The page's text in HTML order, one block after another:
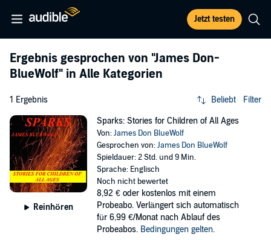
Jetzt testen
Ergebnis gesprochen von "James Don-
BlueWolf" in Alle Kategorien
1 Ergebnis Beliebt Filter
Reinhören
Sparks: Stories for Children of All Ages
Von:James Don BlueWolf
Gesprochen von:James Don BlueWolf
Spieldauer: 2 Std. und 9 Min.
Sprache: Englisch
Noch nicht bewertet
8,92 € oder kostenlos mit einem
Probeabo. Verlängert sich automatisch
für 6,99 €/Monat nach Ablauf des
Probeabos. Bedingungen gelten.